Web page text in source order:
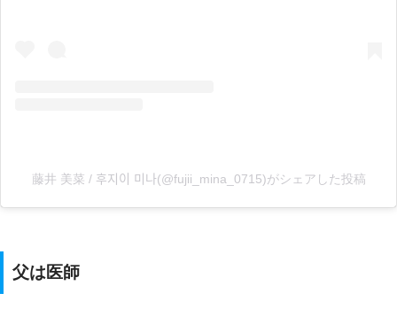
藤井 美菜 / 후지이 미나(@fujii_mina_0715)がシェアした投稿
父は医師